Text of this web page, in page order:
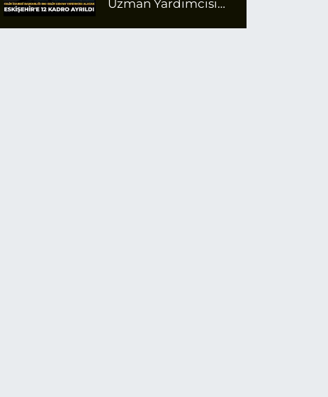
Uzman Yardımcısı
Kadro Ayrıldı